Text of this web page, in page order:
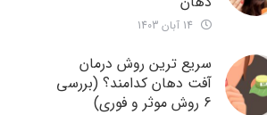
سریع ترین روش درمان
آفت دهان کدامند؟ (بررسی
6 روش موثر و فوری)